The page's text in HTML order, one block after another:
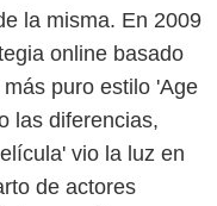
la misma. En 2009
online basado
puro estilo 'Age
las diferencias,
vio la luz en
de actores